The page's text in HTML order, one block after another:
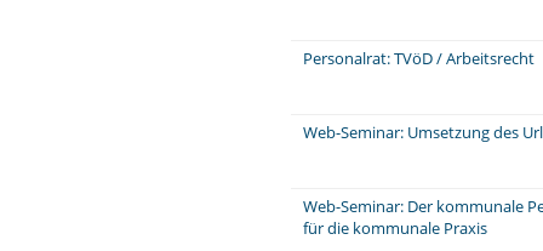
Personalrat: TVöD / Arbeitsrecht
Web-Seminar: Umsetzung des
Web-Seminar: Der kommunale
für die kommunale Praxis